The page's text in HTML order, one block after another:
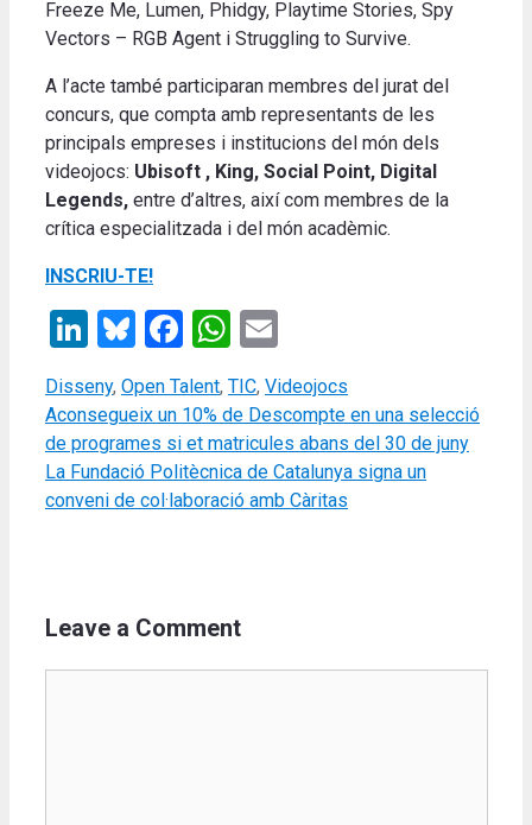
Freeze Me, Lumen, Phidgy, Playtime Stories, Spy
Vectors – RGB Agent i Struggling to Survive.
A l’acte també participaran membres del jurat del
concurs, que compta amb representants de les
principals empreses i institucions del món dels
videojocs: Ubisoft , King, Social Point, Digital
Legends, entre d’altres, així com membres de la
crítica especialitzada i del món acadèmic.
INSCRIU-TE!
LinkedIn
Bluesky
Facebook
WhatsApp
Categories
Disseny, Open Talent, TIC, Videojocs
Aconsegueix un 10% de Descompte en una selecció
de programes si et matricules abans del 30 de juny
La Fundació Politècnica de Catalunya signa un
conveni de col·laboració amb Càritas
Leave a Comment